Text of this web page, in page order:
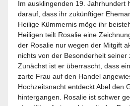
Im ausklingenden 19. Jahrhundert
darauf, dass ihr zukünftiger
Heilige Kümmernis möge ihr
Heiligen teilt Rosalie eine
der Rosalie nur wegen der Mitgift
nichts von der Besonderheit seiner
Zunächst ist er überrascht, dass
zarte Frau auf den Handel
Hochzeitsnacht entdeckt Abel den
hintergangen. Rosalie ist schwer